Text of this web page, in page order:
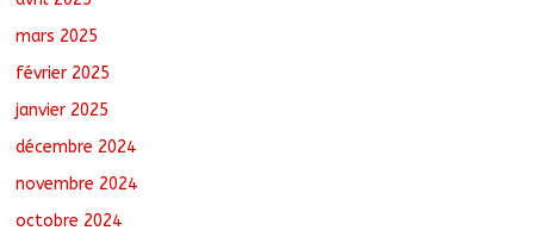
mars 2025
février 2025
janvier 2025
décembre 2024
novembre 2024
octobre 2024